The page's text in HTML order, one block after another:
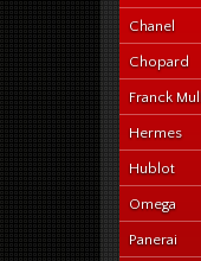
Chanel
Chopard
Franck
Hermes
Hublot
Omega
Panerai